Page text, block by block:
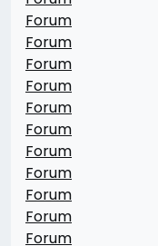
Forum
Forum
Forum
Forum
Forum
Forum
Forum
Forum
Forum
Forum
Forum